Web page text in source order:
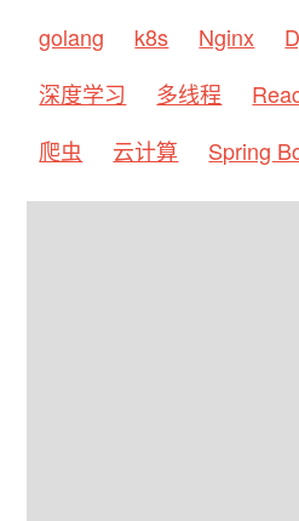
golang
k8s Nginx
深度学习
多线程
爬虫
云计算 Spring